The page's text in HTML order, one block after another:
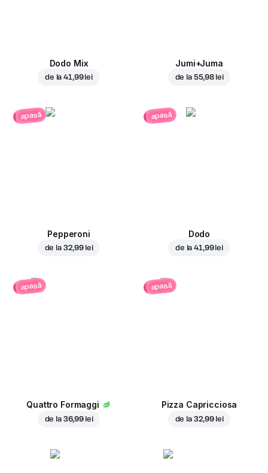
Dodo Mix
de la41,99 lei
Jumi+Juma
de la 55,98 lei
apasă
Pepperoni
de la 32,99 lei
apasă
Dodo
de la41,99 lei
apasă
Quattro Formaggi
de la 36,99 lei
apasă
Pizza Capricciosa
de la 32,99 lei